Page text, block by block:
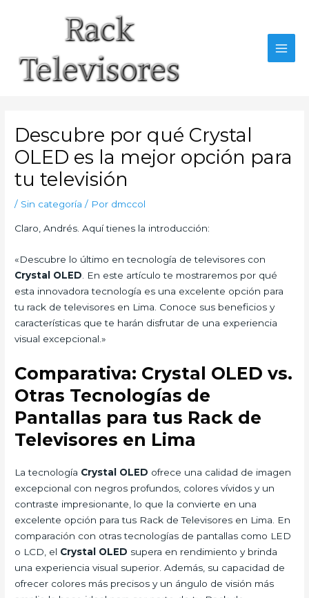
Descubre por qué Crystal
OLED es la mejor opción para
tu televisión
/ Sin categoría / Por dmccol
Claro, Andrés. Aquí tienes la introducción:
«Descubre lo último en tecnología de televisores con
Crystal OLED . En este artículo te mostraremos por qué
esta innovadora tecnología es una excelente opción para
tu rack de televisores en Lima. Conoce sus beneficios y
características que te harán disfrutar de una experiencia
visual excepcional.»
Comparativa: Crystal OLED vs.
Otras Tecnologías de
Pantallas para tus Rack de
Televisores en Lima
La tecnología Crystal OLED ofrece una calidad de imagen
excepcional con negros profundos, colores vívidos y un
contraste impresionante, lo que la convierte en una
excelente opción para tus Rack de Televisores en Lima. En
comparación con otras tecnologías de pantallas como LED
o LCD, el Crystal OLED supera en rendimiento y brinda
una experiencia visual superior. Además, su capacidad de
ofrecer colores más precisos y un ángulo de visión más